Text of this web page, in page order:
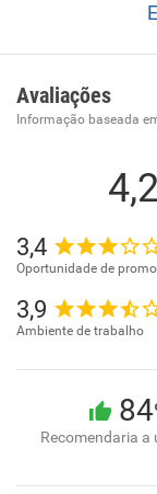
Empresa
Avaliações
Informação baseada
4,2
3,4
Oportunidade de
3,9
Ambiente de trabalho
84
Recomendaria a